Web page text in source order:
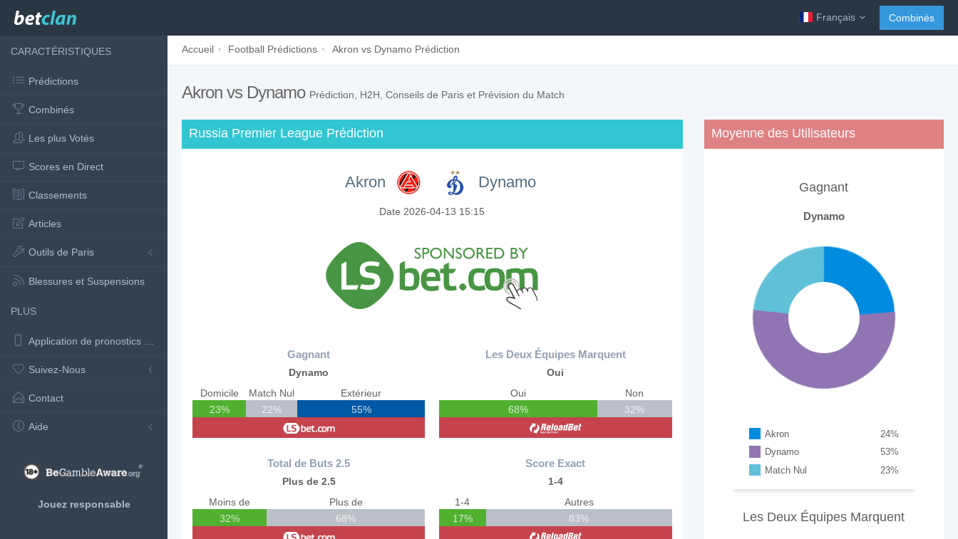
Français Combinés
CARACTÉRISTIQUES
Prédictions
Combinés
Les plus Votés
Scores en Direct
Classements
Articles
Outils de Paris
Blessures et Suspensions
PLUS
Application de pronostics de football
Suivez-Nous
Contact
Aide
Jouez responsable
Accueil Football Prédictions Akron vs Dynamo Prédiction
Akron vs Dynamo Prédiction, H2H, Conseils de Paris et Prévision du Match
Russia Premier League Prédiction
Akron Dynamo
Date 2026-04-13 15:15
Gagnant
Dynamo
Domicile
23%
Match Nul
22%
Extérieur
55%
Total de Buts 2.5
Plus de 2.5
Moins de
32%
Plus de
68%
Les Deux Équipes Marquent
Oui
Oui
68%
Non
32%
Score Exact
1-4
1-4
17%
Autres
83%
Moyenne des Utilisateurs
Gagnant
Dynamo
Akron %
24
Dynamo
%
53
Match Nul
%
23
Les Deux Équipes Marquent